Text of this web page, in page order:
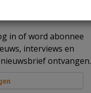
in of word abonnee
interviews en
ontvangen.